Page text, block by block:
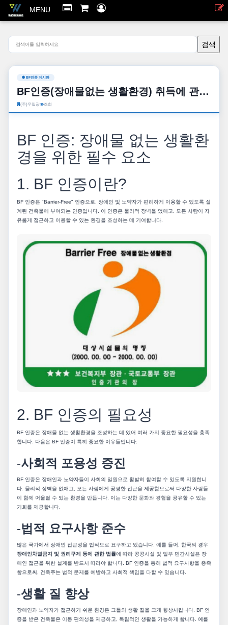
MENU
BF인증 게시판
BF인증(장애물없는 생활환경) 취득에 관한 모든것을 정리하여 알려 드립니다.
(주)우일광 조회
BF 인증: 장애물 없는 생활환
경을 위한 필수 요소
1. BF 인증이란?
BF 인증은 "Barrier-Free" 인증으로, 장애인 및 노약자가 편리하게 이용할 수 있도록 설
계된 건축물에 부여되는 인증입니다. 이 인증은 물리적 장벽을 없애고, 모든 사람이 자
유롭게 접근하고 이용할 수 있는 환경을 조성하는 데 기여합니다.
2. BF 인증의 필요성
BF 인증은 장애물 없는 생활환경을 조성하는 데 있어 여러 가지 중요한 필요성을 충족
합니다. 다음은 BF 인증이 특히 중요한 이유들입니다:
-사회적 포용성 증진
BF 인증은 장애인과 노약자들이 사회의 일원으로 활발히 참여할 수 있도록 지원합니
다. 물리적 장벽을 없애고, 모든 사람에게 공평한 접근을 제공함으로써 다양한 사람들
이 함께 어울릴 수 있는 환경을 만듭니다. 이는 다양한 문화와 경험을 공유할 수 있는
기회를 제공합니다.
-법적 요구사항 준수
많은 국가에서 장애인 접근성을 법적으로 요구하고 있습니다. 예를 들어, 한국의 경우
장애인차별금지 및 권리구제 등에 관한 법률에 따라 공공시설 및 일부 민간시설은 장
애인 접근을 위한 설계를 반드시 따라야 합니다. BF 인증을 통해 법적 요구사항을 충족
함으로써, 건축주는 법적 문제를 예방하고 사회적 책임을 다할 수 있습니다.
-생활 질 향상
장애인과 노약자가 접근하기 쉬운 환경은 그들의 생활 질을 크게 향상시킵니다. BF 인
증을 받은 건축물은 이동 편의성을 제공하고, 독립적인 생활을 가능하게 합니다. 예를